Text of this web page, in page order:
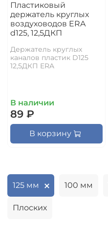
Пластиковый
держатель круглых
воздуховодов ERA
d125, 12,5ДКП
Держатель круглых
каналов пластик D125
12,5ДКП ERA
В наличии
89 ₽
В корзину
125 мм 100 мм
Плоских